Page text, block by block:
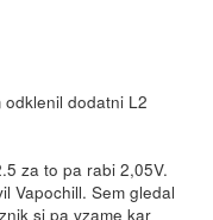
dodatni L2
za to pa rabi 2,05V.
Vapochill. Sem gledal
si pa vzame kar